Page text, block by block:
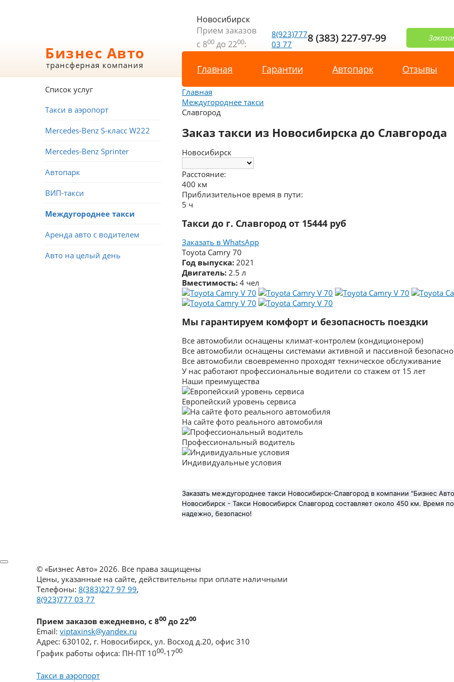
Бизнес Авто
трансферная компания
Новосибирск
Прием заказов
с 800 до 2200:
8(923)777
03 77
8 (383) 227-97-99
Главная Гарантии Автопарк Отзывы
Список услуг
Такси в аэропорт
Mercedes-Benz S-класс W222
Mercedes-Benz Sprinter
Автопарк
ВИП-такси
Междугороднее такси
Аренда авто с водителем
Авто на целый день
Главная
Междугороднее такси
Славгород
Заказ такси из Новосибирска до Славгорода
Новосибирск
Расстояние:
400 км
Приблизительное время в пути:
5 ч
Такси до г. Славгород от 15444 руб
Заказать в WhatsApp
Toyota Camry 70
Год выпуска: 2021
Двигатель: 2.5 л
Вместимость: 4 чел
Мы гарантируем комфорт и безопасность поездки
Все автомобили оснащены климат-контролем (кондиционером)
Все автомобили оснащены системами активной и пассивной
Все автомобили своевременно проходят техническое обслуживание
У нас работают профессиональные водители со стажем от 15 лет
Наши преимущества
Европейский уровень сервиса
На сайте фото реального автомобиля
Профессиональный водитель
Индивидуальные условия
Заказать междугороднее такси Новосибирск-Славгород в компании "Бизнес
Новосибирск - Такси Новосибирск Славгород составляет около 450 км. Время
надежно, безопасно!
© «Бизнес Авто» 2026. Все права защищены
Цены, указанные на сайте, действительны при оплате наличными
Телефоны: 8(383)227 97 99,
8(923)777 03 77
Прием заказов ежедневно, с 800 до 2200
Email: viptaxinsk@yandex.ru
Адрес: 630102, г. Новосибирск, ул. Восход д.20, офис 310
График работы офиса: ПН-ПТ 1000-1700
Такси в аэропорт